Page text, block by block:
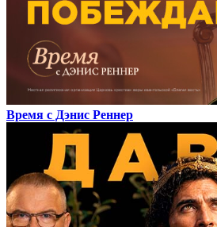
Время с Дэнис Реннер